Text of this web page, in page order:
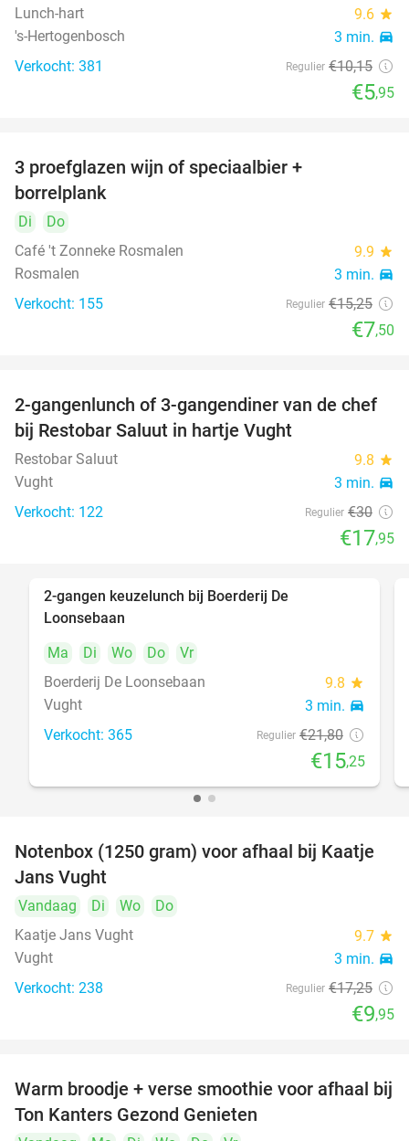
Lunch-hart 9.6 star
's-Hertogenbosch 3 min. directions_car
Verkocht: 381 Regulier €10,15
€5,95
3 proefglazen wijn of speciaalbier +
borrelplank
Di
Do
Café 't Zonneke Rosmalen
9.9 star
Rosmalen 3 min. directions_car
Verkocht: 155 Regulier €15,25
€7,50
40%
2-gangenlunch of 3-gangendiner van de chef
bij Restobar Saluut in hartje Vught
Restobar Saluut 9.8 star
Vught 3 min. directions_car
Verkocht: 122 Regulier €30
€17,95
2-gangen keuzelunch bij Boerderij De
Loonsebaan
Ma
Di Wo Do
Vr
Boerderij De Loonsebaan
9.8 star
Vught 3 min. directions_car
Verkocht: 365 Regulier €21,80
€15,25
42%
Notenbox (1250 gram) voor afhaal bij Kaatje
Jans Vught
Vandaag Di Wo
Do
Kaatje Jans Vught
9.7 star
Vught 3 min. directions_car
Verkocht: 238 Regulier €17,25
€9,95
43%
Warm broodje + verse smoothie voor afhaal bij
Ton Kanters Gezond Genieten